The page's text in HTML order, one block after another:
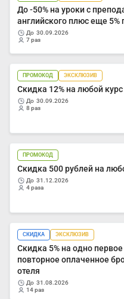
До -50% на уроки с
английского плюс еще 5%
до 30.09.2026
7 раз
ПРОМОКОД ЭКСКЛЮЗИВ
Скидка 12% на любой курс
до 30.09.2026
8 раз
ПРОМОКОД
Скидка 500 рублей на
до 31.12.2026
4 раза
СКИДКА ЭКСКЛЮЗИВ
Скидка 5% на одно
повторное оплаченное
отеля
до 31.08.2026
14 раз